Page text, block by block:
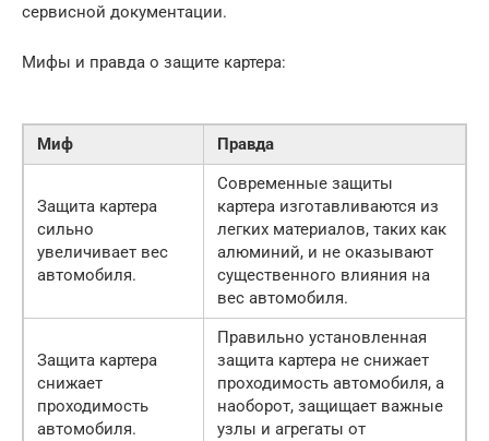
сервисной документации.
Мифы и правда о защите картера:
Миф Правда
Защита картера
сильно
увеличивает вес
автомобиля.
Современные защиты
картера изготавливаются из
легких материалов, таких как
алюминий, и не оказывают
существенного влияния на
вес автомобиля.
Защита картера
снижает
проходимость
автомобиля.
Правильно установленная
защита картера не снижает
проходимость автомобиля, а
наоборот, защищает важные
узлы и агрегаты от